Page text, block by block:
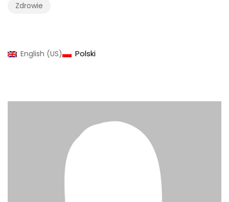
Zdrowie
English (US) Polski